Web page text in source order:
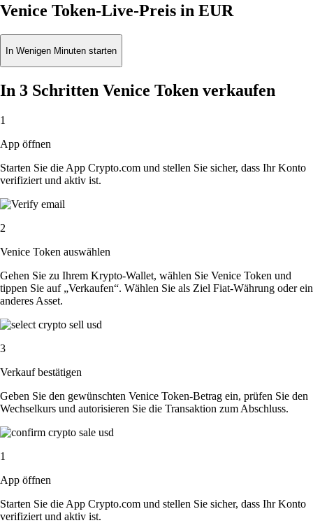
Venice Token-Live-Preis in EUR
In Wenigen Minuten starten
In 3 Schritten Venice Token verkaufen
1
App öffnen
Starten Sie die App Crypto.com und stellen Sie sicher, dass Ihr Konto
verifiziert und aktiv ist.
2
Venice Token auswählen
Gehen Sie zu Ihrem Krypto-Wallet, wählen Sie Venice Token und
tippen Sie auf „Verkaufen“. Wählen Sie als Ziel Fiat-Währung oder ein
anderes Asset.
3
Verkauf bestätigen
Geben Sie den gewünschten Venice Token-Betrag ein, prüfen Sie den
Wechselkurs und autorisieren Sie die Transaktion zum Abschluss.
1
App öffnen
Starten Sie die App Crypto.com und stellen Sie sicher, dass Ihr Konto
verifiziert und aktiv ist.